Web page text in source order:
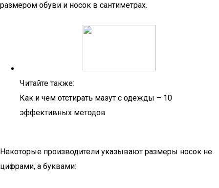
размером обуви и носок в сантиметрах.
Читайте также:
Как и чем отстирать мазут с одежды – 10
эффективных методов
Некоторые производители указывают размеры носок не
цифрами, а буквами: